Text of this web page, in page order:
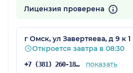
Лицензия проверена
г Омск, ул Завертяева, д 9 к 1
Откроется завтра в 08:30
+7 (381) 260-18-12 показать